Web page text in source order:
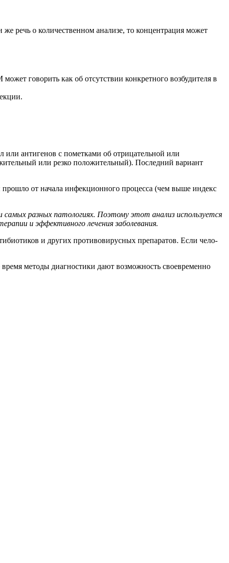
речь о количественном анализе, то концентрация может
говорить как об отсутствии конкретного возбудителя в
или антигенов с пометками об отрицательной или
или резко положительный). Последний вариант
от начала инфекционного процесса (чем выше индекс
разных патологиях. Поэтому этот анализ используется
и эффективного лечения заболевания.
и дру­гих про­ти­во­ви­рус­ных пре­па­ра­тов. Если че­ло­
методы диагностики дают возможность своевременно